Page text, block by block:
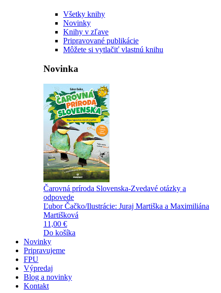
Všetky knihy
Novinky
Knihy v zľave
Pripravované publikácie
Môžete si vytlačiť vlastnú knihu
Novinka
Čarovná príroda Slovenska-Zvedavé otázky a
odpovede
Ľubor Čačko/Ilustrácie: Juraj Martiška a Maximiliána
Martišková
11,00 €
Do košíka
Novinky
Pripravujeme
FPU
Výpredaj
Blog a novinky
Kontakt